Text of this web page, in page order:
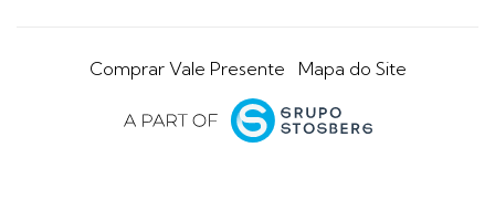
Comprar Vale Presente Mapa do Site